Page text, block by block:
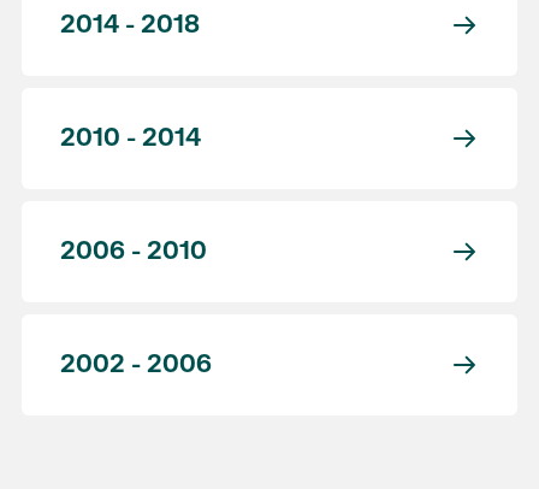
2014 - 2018
2010 - 2014
2006 - 2010
2002 - 2006